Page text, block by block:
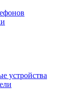
устройства